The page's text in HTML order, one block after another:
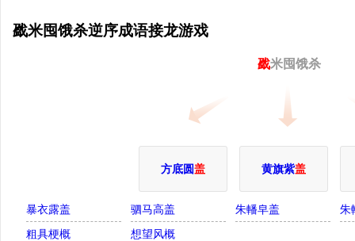
戤米囤饿杀逆序成语接龙游戏
戤米囤饿杀
方底圆盖 黄旗紫盖
暴衣露盖 驷马高盖 朱轓皁盖
朱
粗具梗概
想望风概